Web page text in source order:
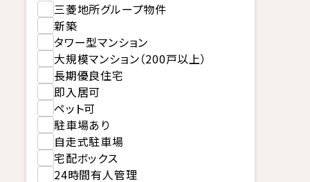
三菱地所グループ物件
新築
タワー型マンション
大規模マンション（200戸以上）
長期優良住宅
即入居可
ペット可
駐車場あり
自走式駐車場
宅配ボックス
24時間有人管理